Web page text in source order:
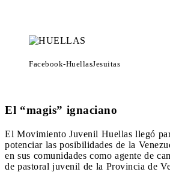
Facebook-HuellasJesuitas
El “magis” ignaciano
El Movimiento Juvenil Huellas llegó
potenciar las posibilidades de la
en sus comunidades como agente de
de pastoral juvenil de la Provincia de